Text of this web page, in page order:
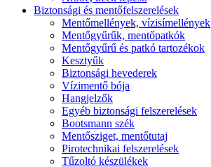
Biztonsági és mentőfelszerelések
Mentőmellények, vízisímellények
Mentőgyűrűk, mentőpatkók
Mentőgyűrű és patkó tartozékok
Kesztyűk
Biztonsági hevederek
Vízimentő bója
Hangjelzők
Egyéb biztonsági felszerelések
Bootsmann szék
Mentősziget, mentőtutaj
Pirotechnikai felszerelések
Tűzoltó készülékek